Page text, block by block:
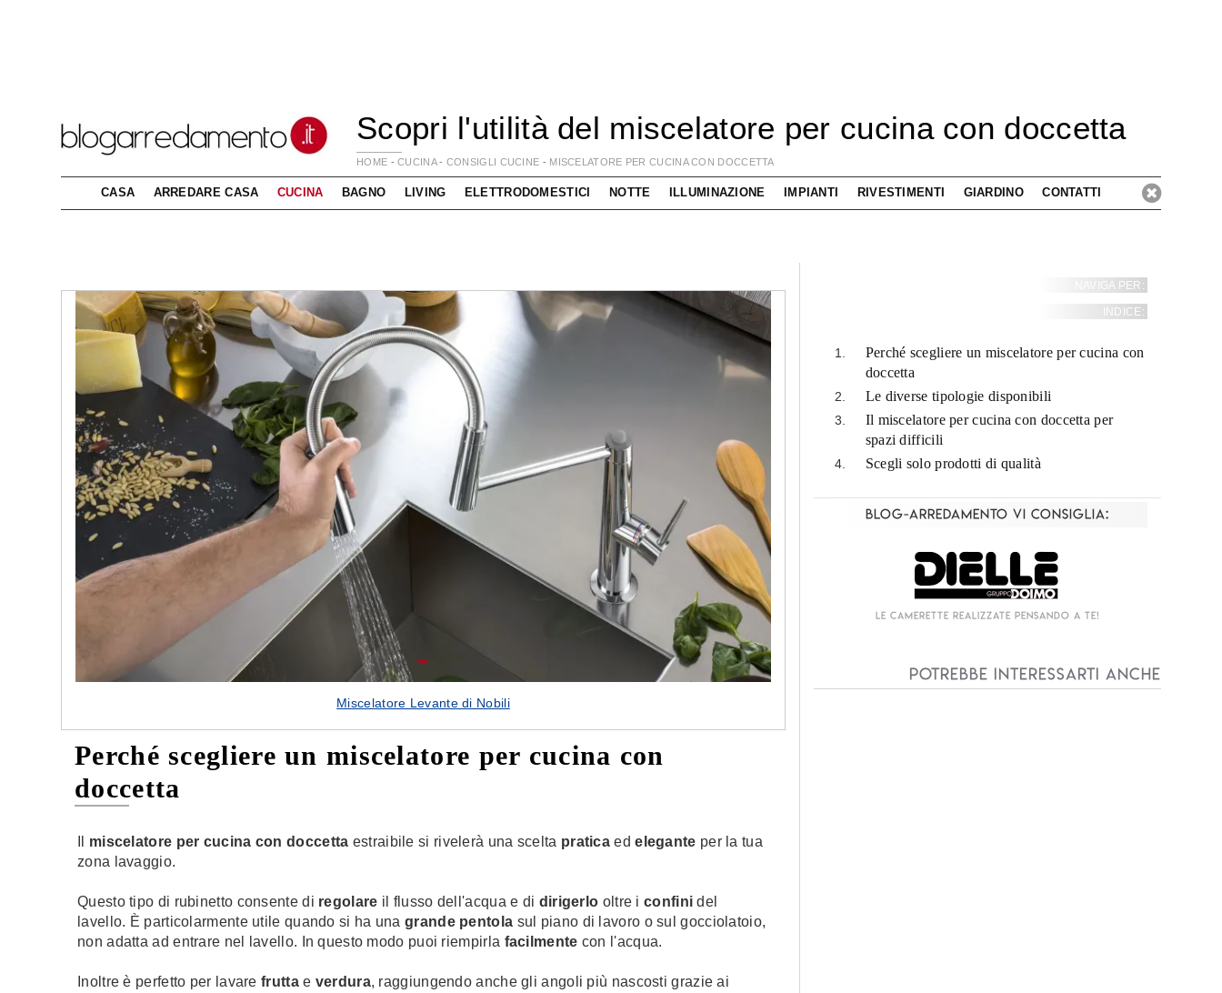
Scopri l'utilità del miscelatore per cucina con doccetta
HOME -CUCINA- CONSIGLI CUCINE - MISCELATORE PER CUCINA CON DOCCETTA
CASA ARREDARE CASA CUCINA BAGNO LIVING ELETTRODOMESTICI NOTTE ILLUMINAZIONE IMPIANTI RIVESTIMENTI GIARDINO CONTATTI
Miscelatore Levante di Nobili
Perché scegliere un miscelatore per cucina con
doccetta
miscelatore per cucina con doccetta estraibile si rivelerà una scelta praticaed elegante per la tua
zona lavaggio.
Questo tipo di rubinetto consente di regolare il flusso dell'acqua e di dirigerlo oltre iconfinidel
lavello. È particolarmente utile quando si ha una grande pentola sul piano di lavoro o sul gocciolatoio,
non adatta ad entrare nel lavello. In questo modo puoi riempirla facilmente con l'acqua.
Inoltre è perfetto per lavare fruttae verdura, raggiungendo anche gli angoli più nascosti grazie ai
NAVIGA PER:
INDICE:
Perché scegliere un miscelatore per cucina con
doccetta
Le diverse tipologie disponibili
Il miscelatore per cucina con doccetta per
spazi difficili
Scegli solo prodotti di qualità
Blog-Arredamento vi consiglia:
Cappe cucina dal design innovativo
Le camerette realizzate pensando a te!
Potrebbe interessarti anche